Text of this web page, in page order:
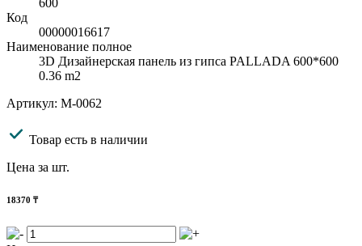
Код
00000016617
Наименование полное
3D Дизайнерская панель из гипса PALLADA 600*600
0.36 m2
Артикул: M-0062
Товар есть в наличии
Цена за шт.
18370 ₸